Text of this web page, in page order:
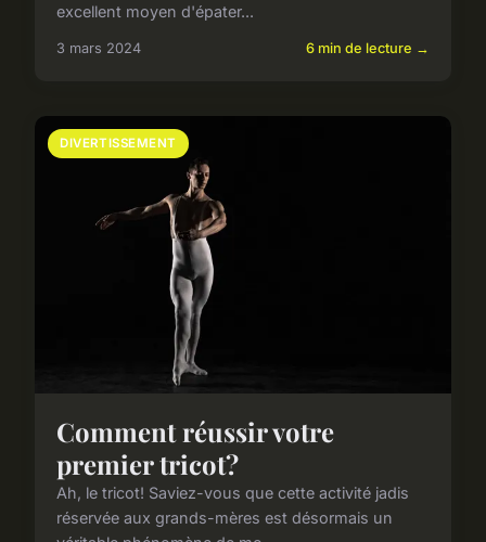
excellent moyen d'épater...
3 mars 2024 6 min de lecture →
DIVERTISSEMENT
Comment réussir votre
premier tricot?
Ah, le tricot! Saviez-vous que cette activité jadis
réservée aux grands-mères est désormais un